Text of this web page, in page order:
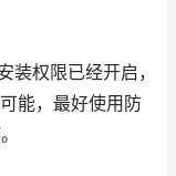
装权限已经开启，
能，最好使用防